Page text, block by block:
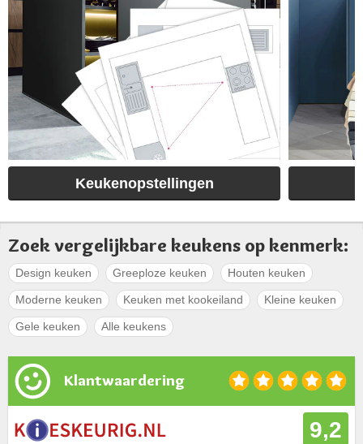
Keukenopstellingen
Zoek vergelijkbare keukens op kenmerk:
Design keuken Greeploze keuken Houten keuken
Moderne keuken Keuken met kookeiland Kleine keuken
Gele keuken Alle keukens
Klantwaardering
9,2